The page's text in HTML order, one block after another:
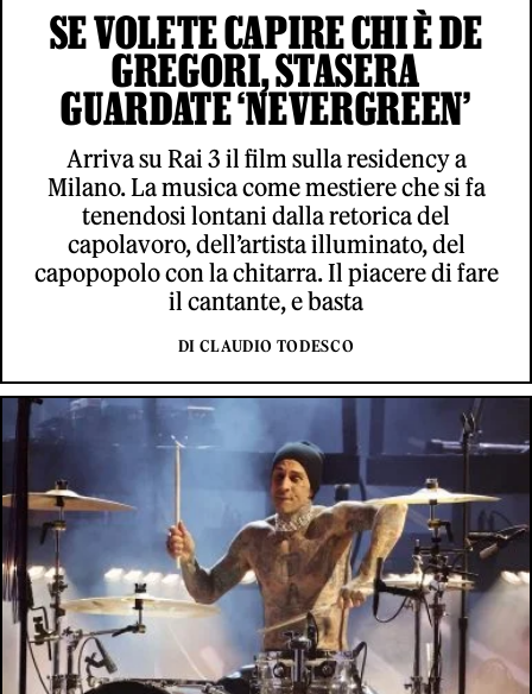
SE VOLETE CAPIRE CHI È DE
GREGORI, STASERA
GUARDATE ‘NEVERGREEN’
Arriva su Rai 3 il film sulla residency a
Milano. La musica come mestiere che si fa
tenendosi lontani dalla retorica del
capolavoro, dell’artista illuminato, del
capopopolo con la chitarra. Il piacere di fare
il cantante, e basta
DI CLAUDIO TODESCO